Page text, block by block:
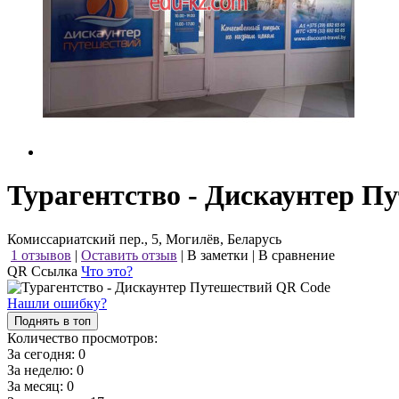
Турагентство - Дискаунтер
Комиссариатский пер., 5, Могилёв, Беларусь
1 отзывов | Оставить отзыв | В заметки | В сравнение
QR Ссылка Что это?
Нашли ошибку?
Поднять в топ
Количество просмотров:
За сегодня: 0
За неделю: 0
За месяц: 0